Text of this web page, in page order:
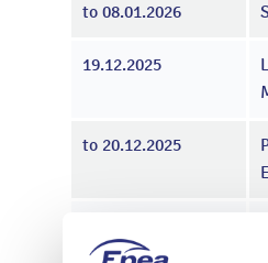
to 08.01.2026
19.12.2025
to 20.12.2025